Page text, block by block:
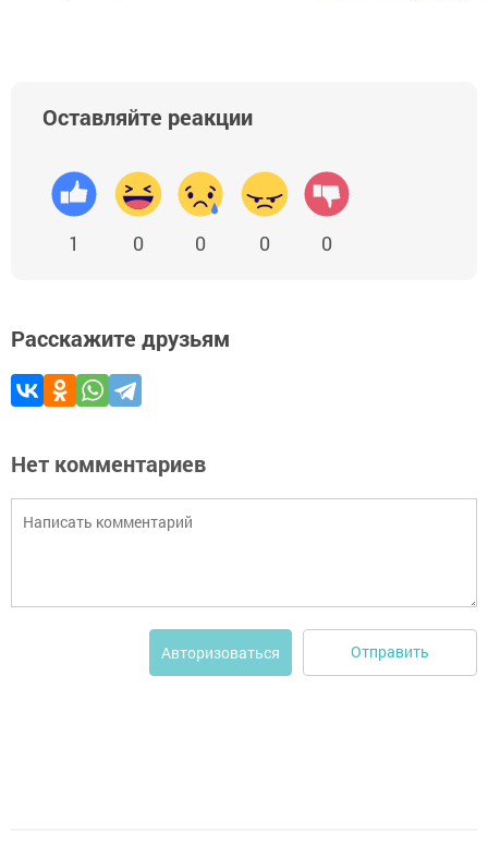
Оставляйте реакции
1 0 0 0 0
Расскажите друзьям
Нет комментариев
Авторизоваться Отправить